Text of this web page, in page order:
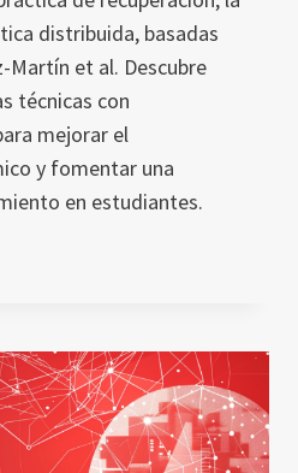
distribuida, basadas
Martín et al. Descubre
técnicas con
mejorar el
y fomentar una
en estudiantes.